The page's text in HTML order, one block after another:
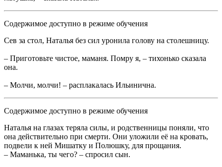
Содержимое доступно в режиме обучения
Сев за стол, Наталья без сил уронила голову на столешницу.
– Приготовьте чистое, маманя. Помру я, – тихонько сказала
она.
– Молчи, молчи! – расплакалась Ильинична.
Содержимое доступно в режиме обучения
Наталья на глазах теряла силы, и родственницы поняли, что
она действительно при смерти. Они уложили её на кровать,
подвели к ней Мишатку и Полюшку, для прощания.
– Маманька, ты чего? – спросил сын.